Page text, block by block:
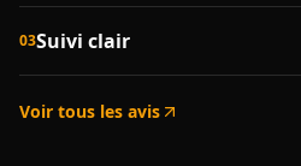
03Suivi clair
Voir tous les avis